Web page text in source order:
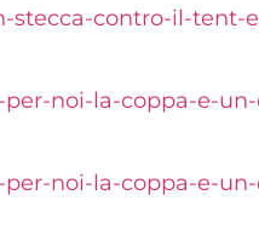
stecca-contro-il-
noi-la-coppa-e-
noi-la-coppa-e-